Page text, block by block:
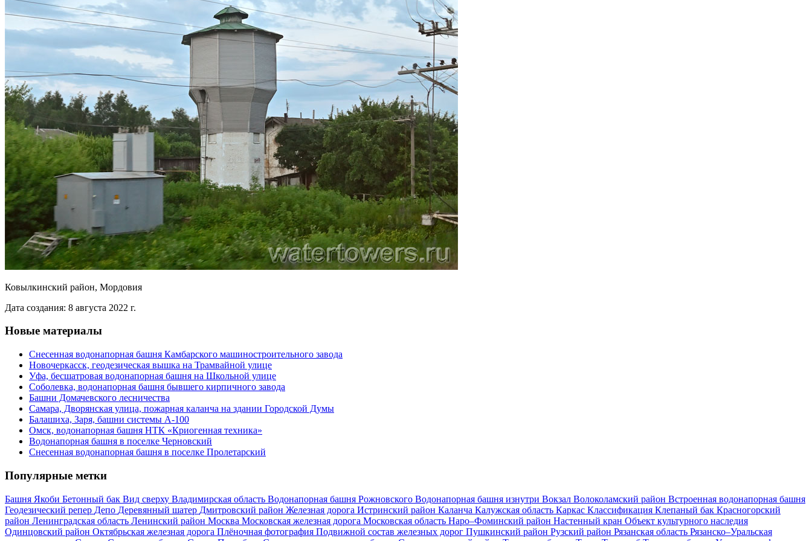
Ковылкинский район, Мордовия
Дата создания: 8 августа 2022 г.
Новые материалы
Снесенная водонапорная башня Камбарского машиностроительного завода
Новочеркасск, геодезическая вышка на Трамвайной улице
Уфа, бесшатровая водонапорная башня на Школьной улице
Соболевка, водонапорная башня бывшего кирпичного завода
Башни Домачевского лесничества
Самара, Дворянская улица, пожарная каланча на здании Городской Думы
Балашиха, Заря, башни системы А-100
Омск, водонапорная башня НТК «Криогенная техника»
Водонапорная башня в поселке Черновский
Снесенная водонапорная башня в поселке Пролетарский
Популярные метки
Башня Якоби Бетонный бак Вид сверху Владимирская область Водонапорная башня Рожновского Водонапорная башня изнутри Вокзал Волоколамский район Встроенная водонапорная башня
Геодезический репер Депо Деревянный шатер Дмитровский район Железная дорога Истринский район Каланча Калужская область Каркас Классификация Клепаный бак Красногорский
район Ленинградская область Ленинский район Москва Московская железная дорога Московская область Наро–Фоминский район Настенный кран Объект культурного наследия
Одинцовский район Октябрьская железная дорога Плёночная фотография Подвижной состав железных дорог Пушкинский район Рузский район Рязанская область Рязанско–Уральская